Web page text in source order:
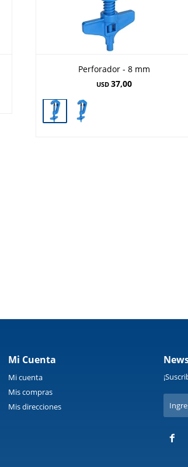
Perforador - 8 mm
USD 37,00
Mi Cuenta
Mi cuenta
Mis compras
Mis direcciones
